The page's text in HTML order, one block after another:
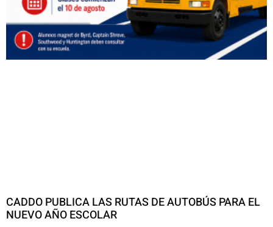
CADDO PUBLICA LAS RUTAS DE AUTOBÚS PARA EL
NUEVO AÑO ESCOLAR